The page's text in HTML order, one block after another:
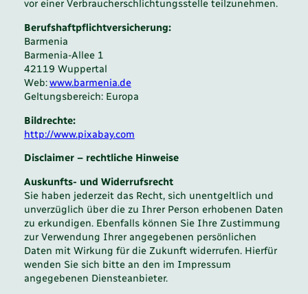
vor einer Verbraucherschlichtungsstelle teilzunehmen.
Berufshaftpflichtversicherung:
Barmenia
Barmenia-Allee 1
42119 Wuppertal
Web:www.barmenia.de
Geltungsbereich: Europa
Bildrechte:
http://www.pixabay.com
Disclaimer – rechtliche Hinweise
Auskunfts- und Widerrufsrecht
Sie haben jederzeit das Recht, sich unentgeltlich und
unverzüglich über die zu Ihrer Person erhobenen Daten
zu erkundigen. Ebenfalls können Sie Ihre Zustimmung
zur Verwendung Ihrer angegebenen persönlichen
Daten mit Wirkung für die Zukunft widerrufen. Hierfür
wenden Sie sich bitte an den im Impressum
angegebenen Diensteanbieter.